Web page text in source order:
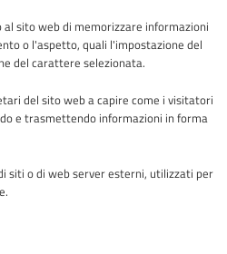
sito web di memorizzare informazioni
o l'aspetto, quali l'impostazione del
del carattere selezionata.
del sito web a capire come i visitatori
e trasmettendo informazioni in forma
siti o di web server esterni, utilizzati per
- ASST Papa
OMS 1 24127
riservati